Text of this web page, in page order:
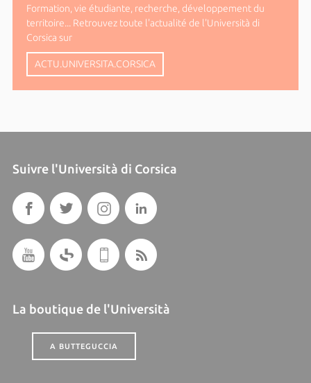
Formation, vie étudiante, recherche, développement du
territoire... Retrouvez toute l'actualité de l'Università di
Corsica sur
ACTU.UNIVERSITA.CORSICA
Suivre l'Università di Corsica
La boutique de l'Università
A BUTTEGUCCIA